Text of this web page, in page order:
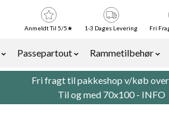
Passepartout
Rammetilbehør
Anmeldt Til 5/5★ 1-3 Dages Levering Fri
Fri fragt til pakkeshop v/køb
Til og med 70x100 - INFO